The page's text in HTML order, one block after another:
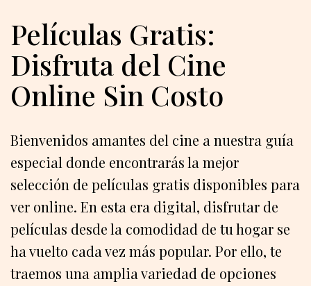
Películas Gratis:
Disfruta del Cine
Online Sin Costo
Bienvenidos amantes del cine a nuestra guía
especial donde encontrarás la mejor
selección de películas gratis disponibles para
ver online. En esta era digital, disfrutar de
películas desde la comodidad de tu hogar se
ha vuelto cada vez más popular. Por ello, te
traemos una amplia variedad de opciones